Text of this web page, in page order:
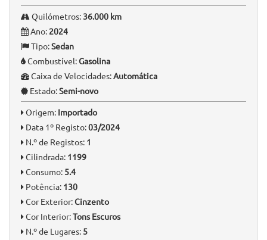
Quilómetros: 36.000 km
Ano: 2024
Tipo:Sedan
Combustível:Gasolina
Caixa de Velocidades:Automática
Estado:Semi-novo
Origem: Importado
Data 1º Registo:03/2024
N.º de Registos: 1
Cilindrada: 1199
Consumo: 5.4
Potência: 130
Cor Exterior:Cinzento
Cor Interior:Tons Escuros
N.º de Lugares: 5